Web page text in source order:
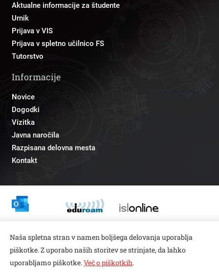
Aktualne informacije za študente
Urnik
Prijava v VIS
Prijava v spletno učilnico FS
Tutorstvo
Informacije
Novice
Dogodki
Vizitka
Javna naročila
Razpisana delovna mesta
Kontakt
pr@fs.uni-lj.si
Naša spletna stran v namen boljšega delovanja uporablja
piškotke. Z uporabo naših storitev se strinjate, da lahko
uporabljamo piškotke.Več o piškotkih.